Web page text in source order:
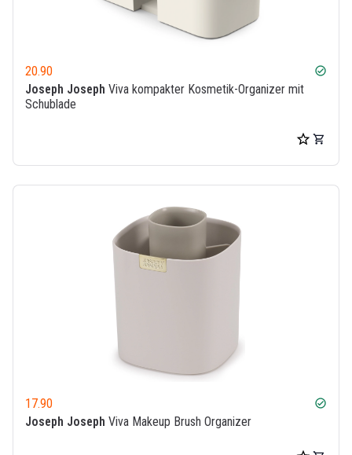
20.90 check_circle
Joseph Joseph Viva kompakter Kosmetik-Organizer mit
Schublade
17.90 check_circle
Joseph Joseph Viva Makeup Brush Organizer